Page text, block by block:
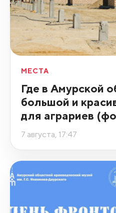
МЕСТА
Где в Амурской
большой и
для аграриев
7 августа, 17:47